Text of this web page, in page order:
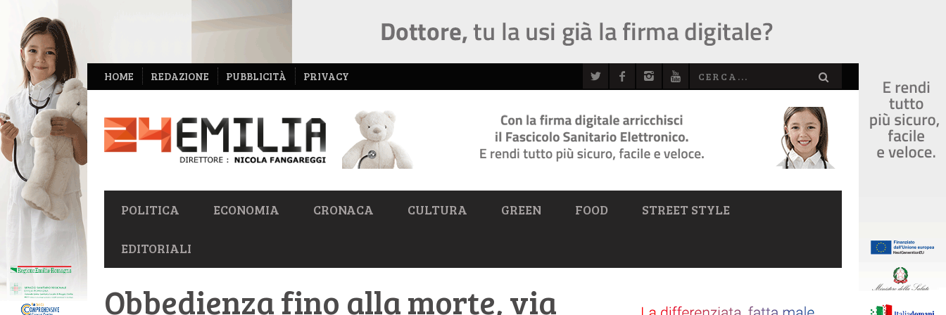
NAVIGAZIONE
SECONDARIA
HOME REDAZIONE PUBBLICITÀ PRIVACY
NAVIGAZIONE
PRIMARIA
POLITICA ECONOMIA CRONACA CULTURA GREEN FOOD STREET STYLE
EDITORIALI
Obbedienza fino alla morte, via